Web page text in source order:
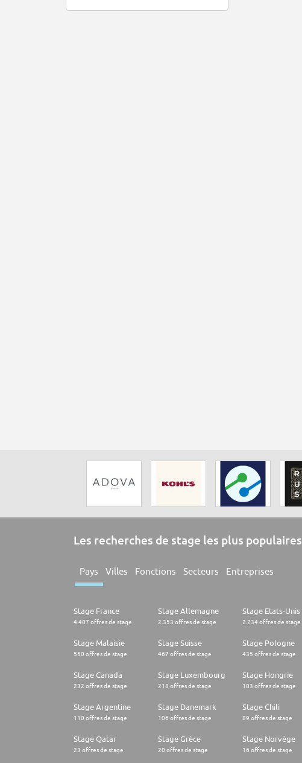
Les recherches de stage les plus populaires
Pays Villes Fonctions Secteurs Entreprises
Stage France
4.407 offres de stage
Stage Allemagne
2.353 offres de stage
Stage Etats-Unis
2.234 offres de stage
Stage Malaisie
550 offres de stage
Stage Suisse
467 offres de stage
Stage Pologne
435 offres de stage
Stage Canada
232 offres de stage
Stage Luxembourg
218 offres de stage
Stage Hongrie
183 offres de stage
Stage Argentine
110 offres de stage
Stage Danemark
106 offres de stage
Stage Chili
89 offres de stage
Stage Qatar
23 offres de stage
Stage Grèce
20 offres de stage
Stage Norvège
16 offres de stage